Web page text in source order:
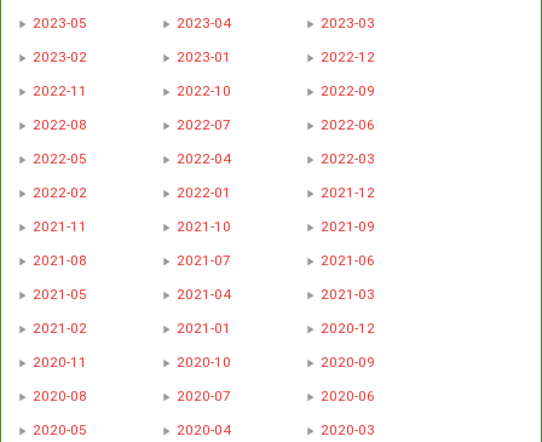
2023-05
2023-04
2023-03
2023-02
2023-01
2022-12
2022-11
2022-10
2022-09
2022-08
2022-07
2022-06
2022-05
2022-04
2022-03
2022-02
2022-01
2021-12
2021-11
2021-10
2021-09
2021-08
2021-07
2021-06
2021-05
2021-04
2021-03
2021-02
2021-01
2020-12
2020-11
2020-10
2020-09
2020-08
2020-07
2020-06
2020-05
2020-04
2020-03